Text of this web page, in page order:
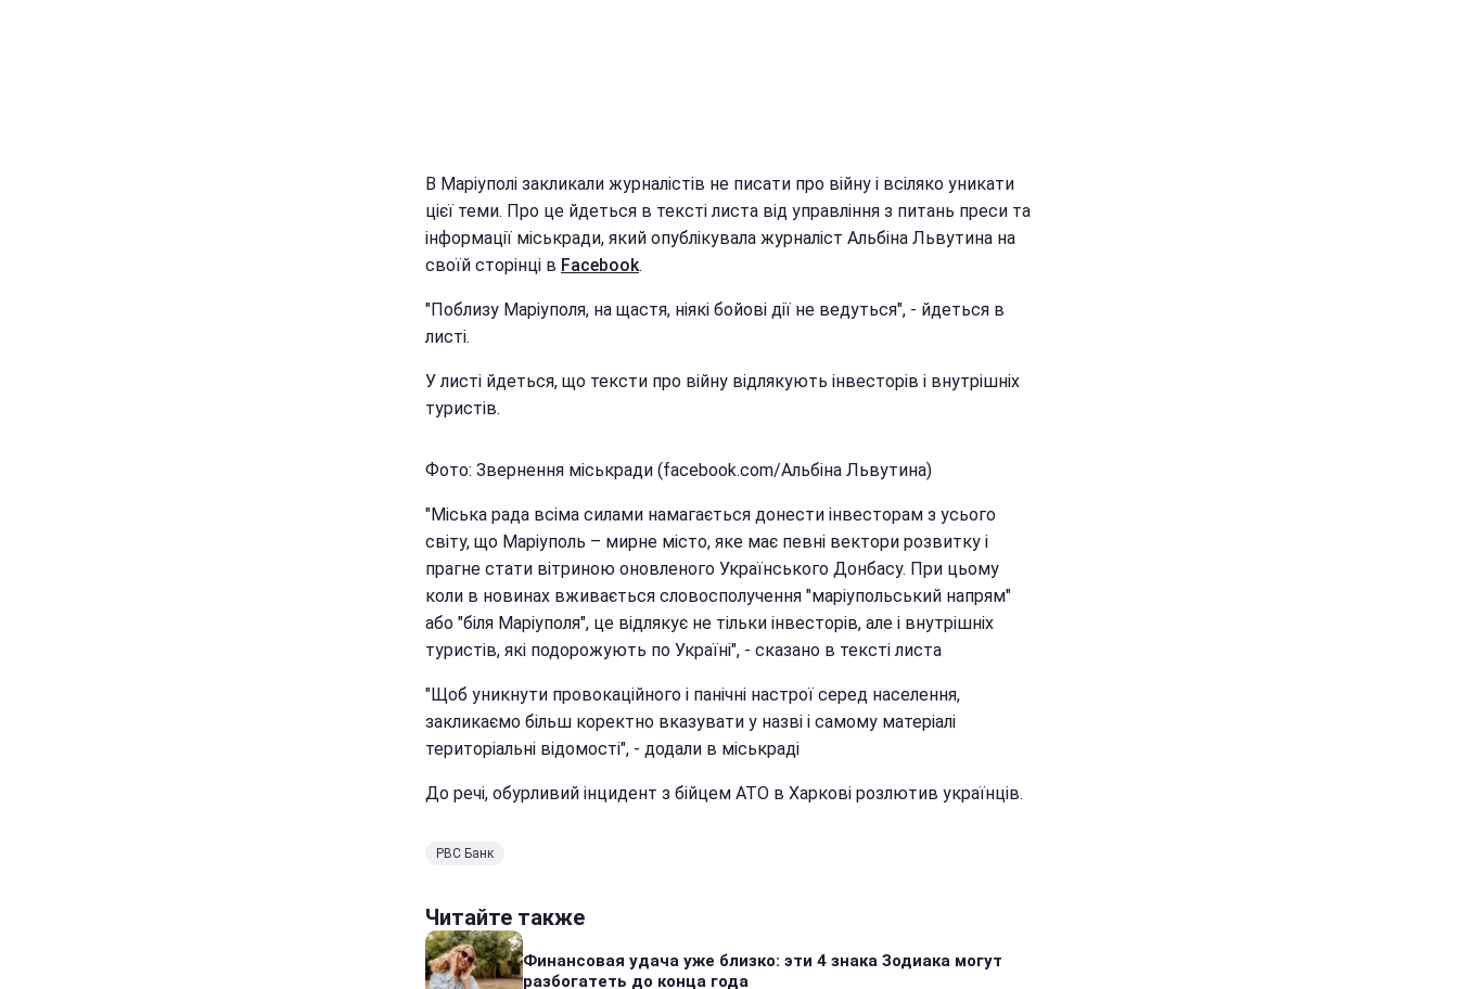
В Маріуполі закликали журналістів не писати про війну і всіляко уникати
цієї теми. Про це йдеться в тексті листа від управління з питань преси та
інформації міськради, який опублікувала журналіст Альбіна Львутина на
своїй сторінці в Facebook.
"Поблизу Маріуполя, на щастя, ніякі бойові дії не ведуться", - йдеться в
листі.
У листі йдеться, що тексти про війну відлякують інвесторів і внутрішніх
туристів.
Фото: Звернення міськради (facebook.com/Альбіна Львутина)
"Міська рада всіма силами намагається донести інвесторам з усього
світу, що Маріуполь – мирне місто, яке має певні вектори розвитку і
прагне стати вітриною оновленого Українського Донбасу. При цьому
коли в новинах вживається словосполучення "маріупольський напрям"
або "біля Маріуполя", це відлякує не тільки інвесторів, але і внутрішніх
туристів, які подорожують по Україні", - сказано в тексті листа
"Щоб уникнути провокаційного і панічні настрої серед населення,
закликаємо більш коректно вказувати у назві і самому матеріалі
територіальні відомості", - додали в міськраді
До речі, обурливий інцидент з бійцем АТО в Харкові розлютив українців.
РВС Банк
Читайте также
Финансовая удача уже близко: эти 4 знака Зодиака могут
разбогатеть до конца года